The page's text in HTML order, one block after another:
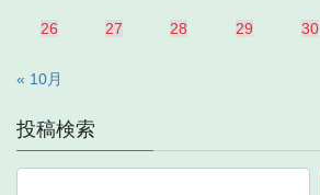
26 27 28 29 30
« 10月
投稿検索